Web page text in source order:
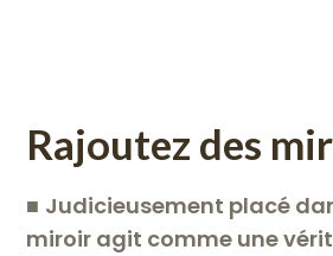
Rajoutez des
■ Judicieusement placé
miroir agit comme une